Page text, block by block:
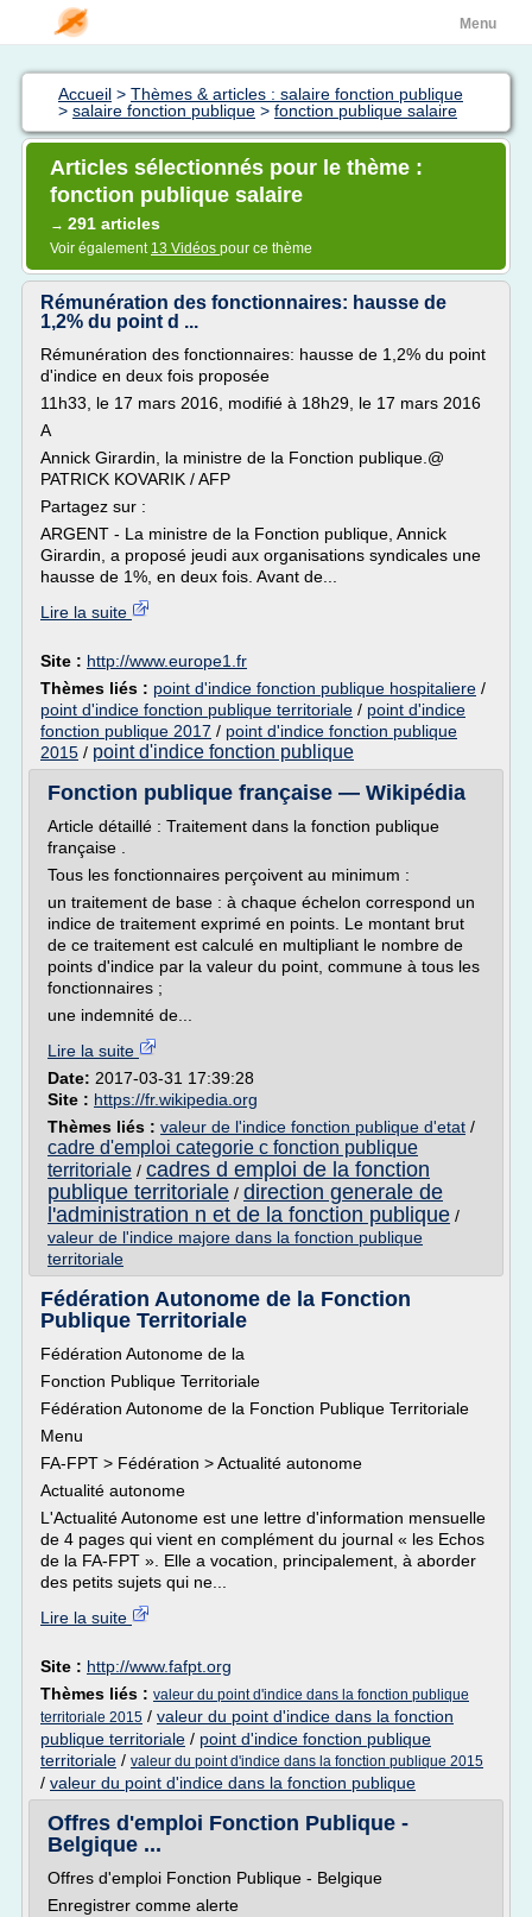
Menu
Accueil > Thèmes & articles : salaire fonction publique
> salaire fonction publique > fonction publique salaire
Articles sélectionnés pour le thème :
fonction publique salaire
→ 291 articles
Voir également 13 Vidéos pour ce thème
Rémunération des fonctionnaires: hausse de
1,2% du point d ...
Rémunération des fonctionnaires: hausse de 1,2% du point
d'indice en deux fois proposée
11h33, le 17 mars 2016, modifié à 18h29, le 17 mars 2016
A
Annick Girardin, la ministre de la Fonction publique.@
PATRICK KOVARIK / AFP
Partagez sur :
ARGENT - La ministre de la Fonction publique, Annick
Girardin, a proposé jeudi aux organisations syndicales une
hausse de 1%, en deux fois. Avant de...
Lire la suite
Site : http://www.europe1.fr
Thèmes liés : point d'indice fonction publique hospitaliere /
point d'indice fonction publique territoriale / point d'indice
fonction publique 2017 / point d'indice fonction publique
2015 / point d'indice fonction publique
Fonction publique française — Wikipédia
Article détaillé : Traitement dans la fonction publique
française .
Tous les fonctionnaires perçoivent au minimum :
un traitement de base : à chaque échelon correspond un
indice de traitement exprimé en points. Le montant brut
de ce traitement est calculé en multipliant le nombre de
points d'indice par la valeur du point, commune à tous les
fonctionnaires ;
une indemnité de...
Lire la suite
Date: 2017-03-31 17:39:28
Site : https://fr.wikipedia.org
Thèmes liés : valeur de l'indice fonction publique d'etat /
cadre d'emploi categorie c fonction publique
territoriale / cadres d emploi de la fonction
publique territoriale / direction generale de
l'administration n et de la fonction publique /
valeur de l'indice majore dans la fonction publique
territoriale
Fédération Autonome de la Fonction
Publique Territoriale
Fédération Autonome de la
Fonction Publique Territoriale
Fédération Autonome de la Fonction Publique Territoriale
Menu
FA-FPT > Fédération > Actualité autonome
Actualité autonome
L'Actualité Autonome est une lettre d'information mensuelle
de 4 pages qui vient en complément du journal « les Echos
de la FA-FPT ». Elle a vocation, principalement, à aborder
des petits sujets qui ne...
Lire la suite
Site : http://www.fafpt.org
Thèmes liés : valeur du point d'indice dans la fonction publique
territoriale 2015 / valeur du point d'indice dans la fonction
publique territoriale / point d'indice fonction publique
territoriale / valeur du point d'indice dans la fonction publique 2015
/ valeur du point d'indice dans la fonction publique
Offres d'emploi Fonction Publique -
Belgique ...
Offres d'emploi Fonction Publique - Belgique
Enregistrer comme alerte